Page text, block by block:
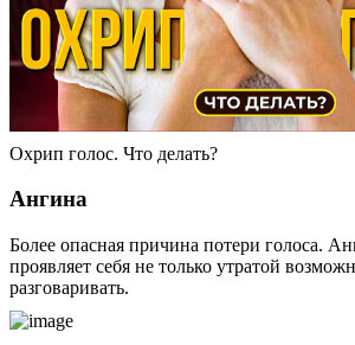
Охрип голос. Что делать?
Ангина
Более опасная причина потери голоса.
проявляет себя не только утратой
разговаривать.